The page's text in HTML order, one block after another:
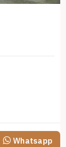
Whatsapp